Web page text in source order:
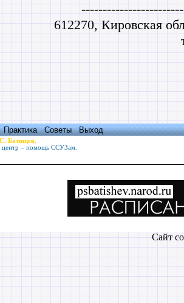
612270, Кировская
Практика Советы Выход
Батищев.
центр – помощь ССУЗам.
Сайт